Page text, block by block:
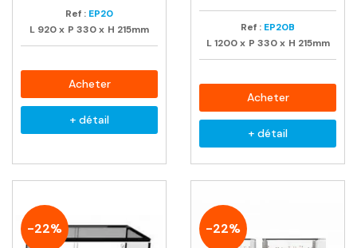
Ref : EP20
L 920x P 330x H 215mm
Acheter
+ détail
Ref : EP20B
L 1200 x P 330 x H 215mm
Acheter
+ détail
-22% -22%